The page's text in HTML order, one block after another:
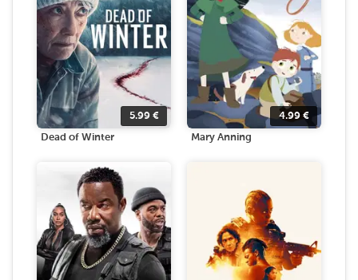
5.99 €
Dead of Winter
4.99 €
Mary Anning